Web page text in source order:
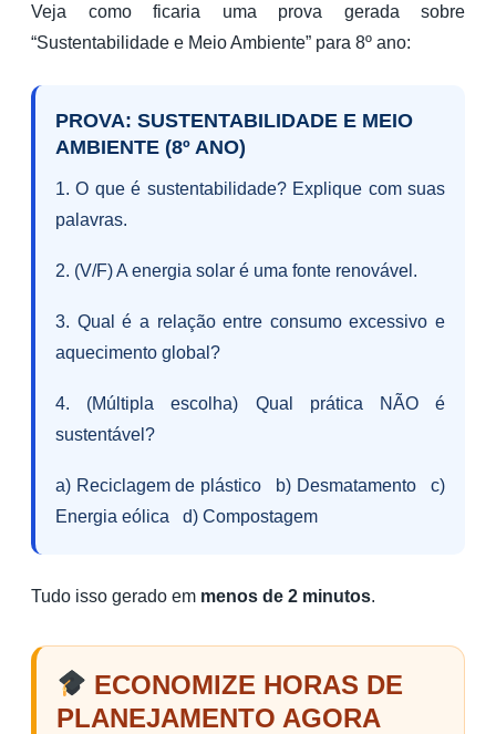
Veja como ficaria uma prova gerada sobre
“Sustentabilidade e Meio Ambiente” para 8º ano:
PROVA: SUSTENTABILIDADE E MEIO
AMBIENTE (8º ANO)
1. O que é sustentabilidade? Explique com suas
palavras.
2. (V/F) A energia solar é uma fonte renovável.
3. Qual é a relação entre consumo excessivo e
aquecimento global?
4. (Múltipla escolha) Qual prática NÃO é
sustentável?
a) Reciclagem de plástico b) Desmatamento c)
Energia eólica d) Compostagem
Tudo isso gerado em menos de 2 minutos.
ECONOMIZE HORAS DE
PLANEJAMENTO AGORA